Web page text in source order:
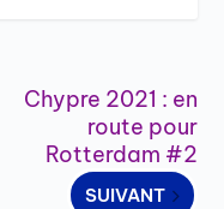
Chypre 2021 : en
route pour
Rotterdam #2
SUIVANT